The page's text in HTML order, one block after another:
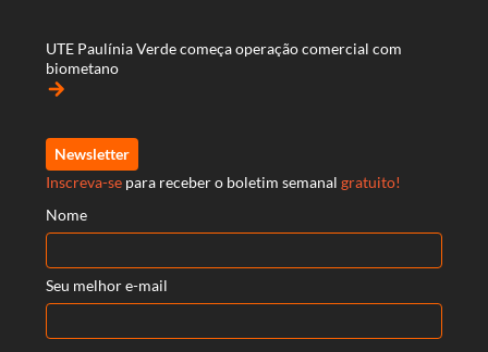
UTE Paulínia Verde começa operação comercial com
biometano
arrow_forward
Newsletter
Inscreva-se para receber o boletim semanal gratuito!
Nome
Seu melhor e-mail